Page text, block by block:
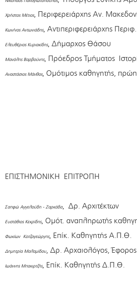
Χρήστος Μέτιος, Περιφερειάρχης Αν.
Κων/νος Αντωνιάδης, Αντιπεριφερειάρχης
Ελευθέριος Κυριακίδης, Δήμαρχος Θάσου
Μανόλης Βαρβούνης, Πρόεδρος Τμήματος
Αναστάσιος Μάνθος, Ομότιμος καθηγητής,
ΕΠΙΣΤΗΜΟΝΙΚΗ ΕΠΙΤΡΟΠΗ
Σαπφώ Αγγελούδη - Ζαρκάδα, Δρ. Αρχιτέκτων
Ευστάθιος Κεκρίδης, Ομότ. αναπληρωτής
Φωκίων Κοτζαγεώργης, Επίκ. Καθηγητής Α.Π.Θ.
Δημητρία Μαλαμίδου, Δρ. Αρχαιολόγος,
Ιωάννης Μπακιρτζής, Επίκ. Καθηγητής Δ.Π.Θ.